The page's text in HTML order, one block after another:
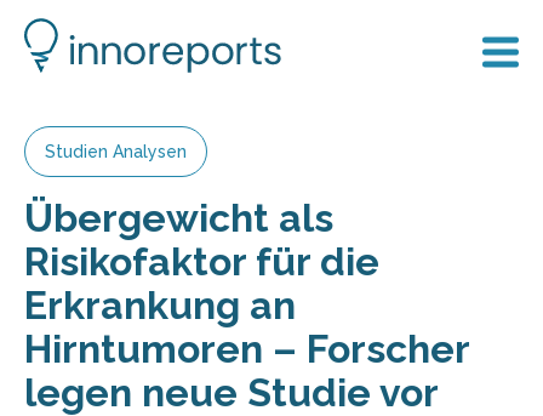
Studien Analysen
Übergewicht als
Risikofaktor für die
Erkrankung an
Hirntumoren – Forscher
legen neue Studie vor